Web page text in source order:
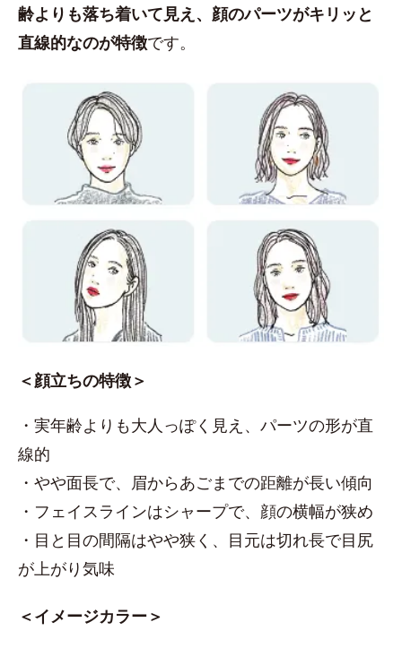
齢よりも落ち着いて見え、顔のパーツがキリッと
直線的なのが特徴です。
＜顔立ちの特徴＞
・実年齢よりも大人っぽく見え、パーツの形が直
線的
・やや面長で、眉からあごまでの距離が長い傾向
・フェイスラインはシャープで、顔の横幅が狭め
・目と目の間隔はやや狭く、目元は切れ長で目尻
が上がり気味
＜イメージカラー＞